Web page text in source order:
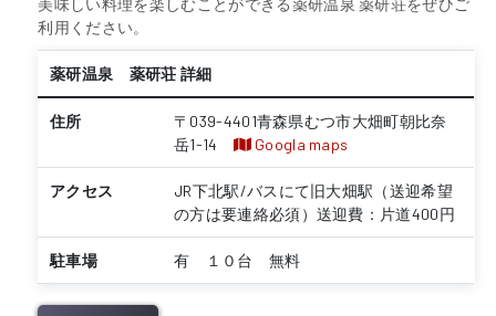
利用ください。
薬研温泉 薬研荘 詳細
住所
〒039-4401青森県むつ市大畑町朝比奈
岳1-14
Googla maps
アクセス
JR下北駅/バスにて旧大畑駅（送迎希望
の方は要連絡必須）送迎費：片道400円
駐車場 有 １０台 無料